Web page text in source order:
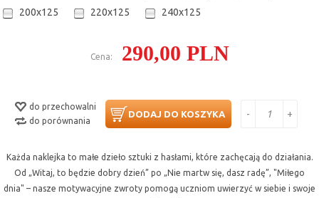
200x125
220x125 240x125
Cena: 290,00 PLN
do przechowalni
do porównania
DODAJ DO KOSZYKA - +
Każda naklejka to małe dzieło sztuki z hasłami, które zachęcają do działania.
Od „Witaj, to będzie dobry dzień” po „Nie martw się, dasz radę”, "Miłego
dnia" – nasze motywacyjne zwroty pomogą uczniom uwierzyć w siebie i swoje